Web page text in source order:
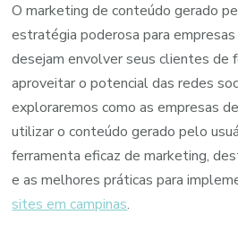
Gerado
pelo
Usuário
para
Empresas
de
Tecnologia
O marketing de conteúdo gerado
estratégia poderosa para
desejam envolver seus clientes de
aproveitar o potencial das redes
exploraremos como as empresas
utilizar o conteúdo gerado pelo
ferramenta eficaz de marketing,
e as melhores práticas para
sites em campinas.